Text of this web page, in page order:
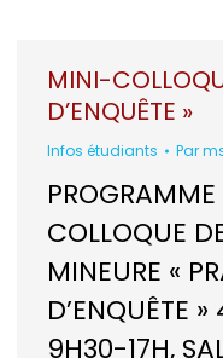
MINI-
D’ENQUÊTE »
Infos étudiants Par
COLLOQUE
MINEURE «
D’ENQUÊTE
9H30-17H,